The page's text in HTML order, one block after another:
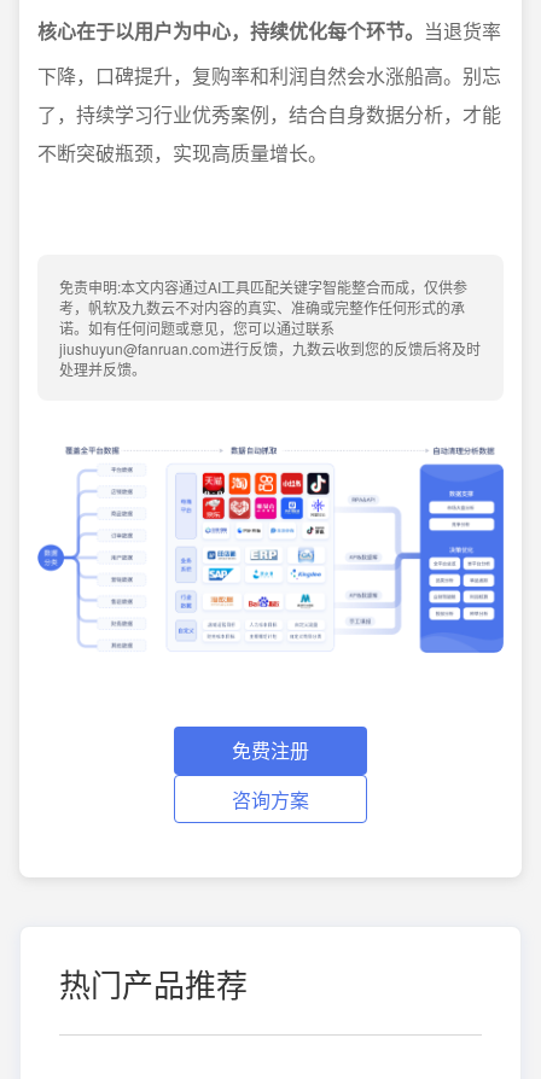
核心在于以用户为中心，持续优化每个环节。 当退货率
下降，口碑提升，复购率和利润自然会水涨船高。别忘
了，持续学习行业优秀案例，结合自身数据分析，才能
不断突破瓶颈，实现高质量增长。
免责申明:本文内容通过AI工具匹配关键字智能整合而成，仅供参
考，帆软及九数云不对内容的真实、准确或完整作任何形式的承
诺。如有任何问题或意见，您可以通过联系
jiushuyun@fanruan.com进行反馈，九数云收到您的反馈后将及时
处理并反馈。
免费注册
咨询方案
热门产品推荐